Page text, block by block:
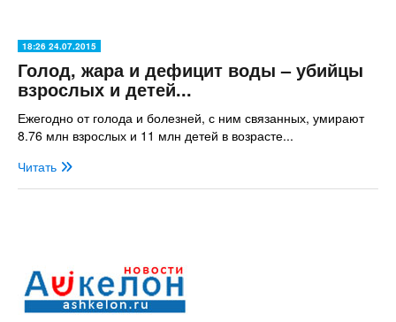
18:26 24.07.2015
Голод, жара и дефицит воды – убийцы
взрослых и детей...
Ежегодно от голода и болезней, с ним связанных, умирают
8.76 млн взрослых и 11 млн детей в возрасте...
Читать